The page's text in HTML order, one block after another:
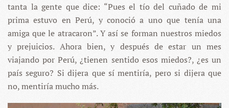
tanta la gente que dice: “Pues el tío del cuñado de mi
prima estuvo en Perú, y conoció a uno que tenía una
amiga que le atracaron”. Y así se forman nuestros miedos
y prejuicios. Ahora bien, y después de estar un mes
viajando por Perú, ¿tienen sentido esos miedos?, ¿es un
país seguro? Si dijera que sí mentiría, pero si dijera que
no, mentiría mucho más.